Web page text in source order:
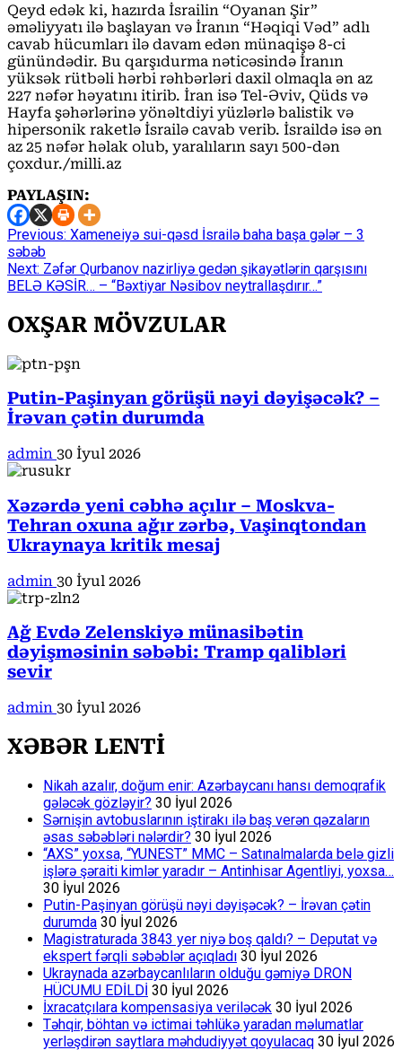
Qeyd edək ki, hazırda İsrailin “Oyanan Şir”
əməliyyatı ilə başlayan və İranın “Həqiqi Vəd” adlı
cavab hücumları ilə davam edən münaqişə 8-ci
günündədir. Bu qarşıdurma nəticəsində İranın
yüksək rütbəli hərbi rəhbərləri daxil olmaqla ən az
227 nəfər həyatını itirib. İran isə Tel-Əviv, Qüds və
Hayfa şəhərlərinə yönəltdiyi yüzlərlə balistik və
hipersonik raketlə İsrailə cavab verib. İsraildə isə ən
az 25 nəfər həlak olub, yaralıların sayı 500-dən
çoxdur./milli.az
PAYLAŞIN:
Continue
Reading
Previous: Xameneiyə sui-qəsd İsrailə baha başa gələr – 3
səbəb
Next: Zəfər Qurbanov nazirliyə gedən şikayətlərin qarşısını
BELƏ KƏSİR… – “Bəxtiyar Nəsibov neytrallaşdırır…”
OXŞAR MÖVZULAR
Putin-Paşinyan görüşü nəyi dəyişəcək? –
İrəvan çətin durumda
admin 30 İyul 2026
Xəzərdə yeni cəbhə açılır – Moskva-
Tehran oxuna ağır zərbə, Vaşinqtondan
Ukraynaya kritik mesaj
admin 30 İyul 2026
Ağ Evdə Zelenskiyə münasibətin
dəyişməsinin səbəbi: Tramp qalibləri
sevir
admin 30 İyul 2026
XƏBƏR LENTİ
Nikah azalır, doğum enir: Azərbaycanı hansı demoqrafik
gələcək gözləyir? 30 İyul 2026
Sərnişin avtobuslarının iştirakı ilə baş verən qəzaların
əsas səbəbləri nələrdir? 30 İyul 2026
“AXS” yoxsa, “YUNEST” MMC – Satınalmalarda belə gizli
işlərə şəraiti kimlər yaradır – Antinhisar Agentliyi, yoxsa…
30 İyul 2026
Putin-Paşinyan görüşü nəyi dəyişəcək? – İrəvan çətin
durumda 30 İyul 2026
Magistraturada 3843 yer niyə boş qaldı? – Deputat və
ekspert fərqli səbəblər açıqladı 30 İyul 2026
Ukraynada azərbaycanlıların olduğu gəmiyə DRON
HÜCUMU EDİLDİ 30 İyul 2026
İxracatçılara kompensasiya veriləcək 30 İyul 2026
Təhqir, böhtan və ictimai təhlükə yaradan məlumatlar
yerləşdirən saytlara məhdudiyyət qoyulacaq 30 İyul 2026